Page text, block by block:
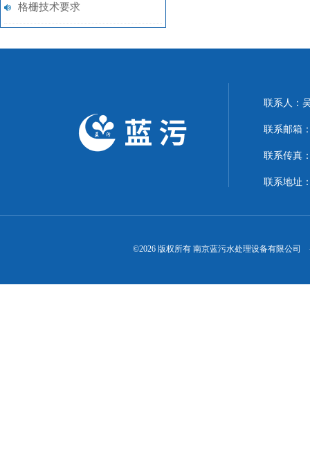
做些什么呢？
格栅技术要求
联系人：
联系邮箱
联系传真
联系地址
©2026 版权所有 南京蓝污水处理设备有限公司